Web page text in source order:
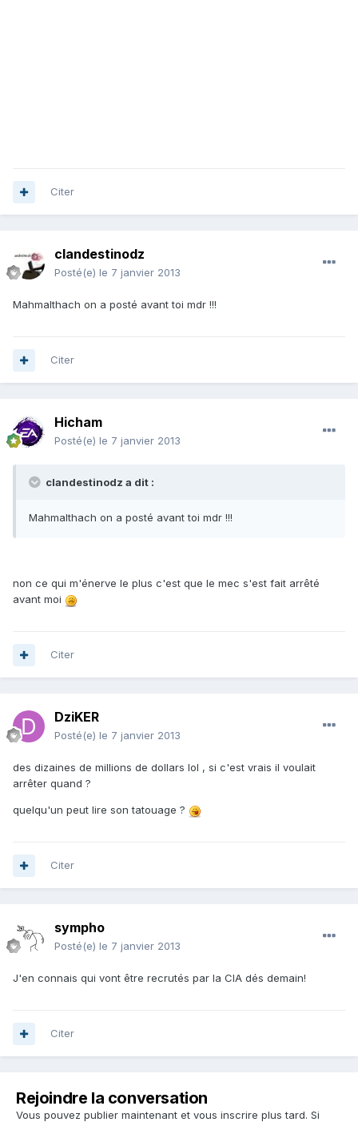
Citer
clandestinodz
Posté(e) le 7 janvier 2013
Mahmalthach on a posté avant toi mdr !!!
Citer
Hicham
Posté(e) le 7 janvier 2013
clandestinodz a dit :
Mahmalthach on a posté avant toi mdr !!!
non ce qui m'énerve le plus c'est que le mec s'est fait arrêté
avant moi
Citer
DziKER
Posté(e) le 7 janvier 2013
des dizaines de millions de dollars lol , si c'est vrais il voulait
arrêter quand ?
quelqu'un peut lire son tatouage ?
Citer
sympho
Posté(e) le 7 janvier 2013
J'en connais qui vont être recrutés par la CIA dés demain!
Citer
Rejoindre la conversation
Vous pouvez publier maintenant et vous inscrire plus tard. Si